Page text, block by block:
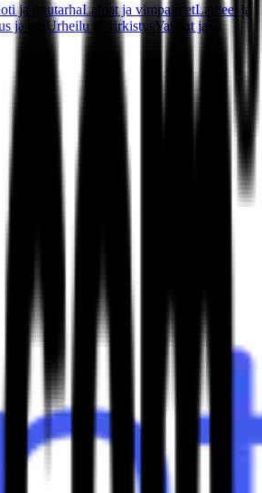
ja puutarhaLahjat ja vimpaimetLaitteet ja
ja ura Urheilu ja virkistysVauvat ja